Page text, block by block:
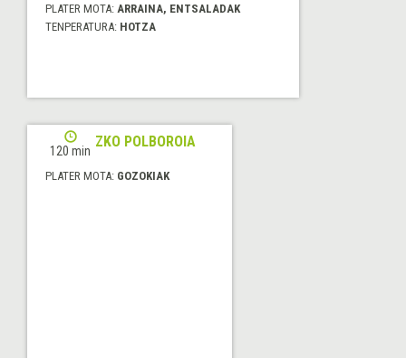
PLATER MOTA: ARRAINA, ENTSALADAK
TENPERATURA: HOTZA
120 min
KANELAZKO POLBOROIA
PLATER MOTA: GOZOKIAK